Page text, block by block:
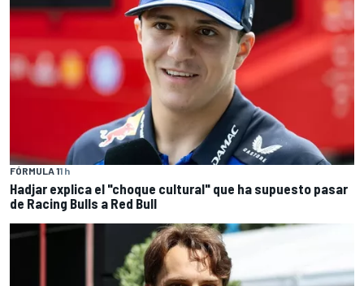
FÓRMULA 11 h
Hadjar explica el "choque cultural" que ha supuesto pasar
de Racing Bulls a Red Bull